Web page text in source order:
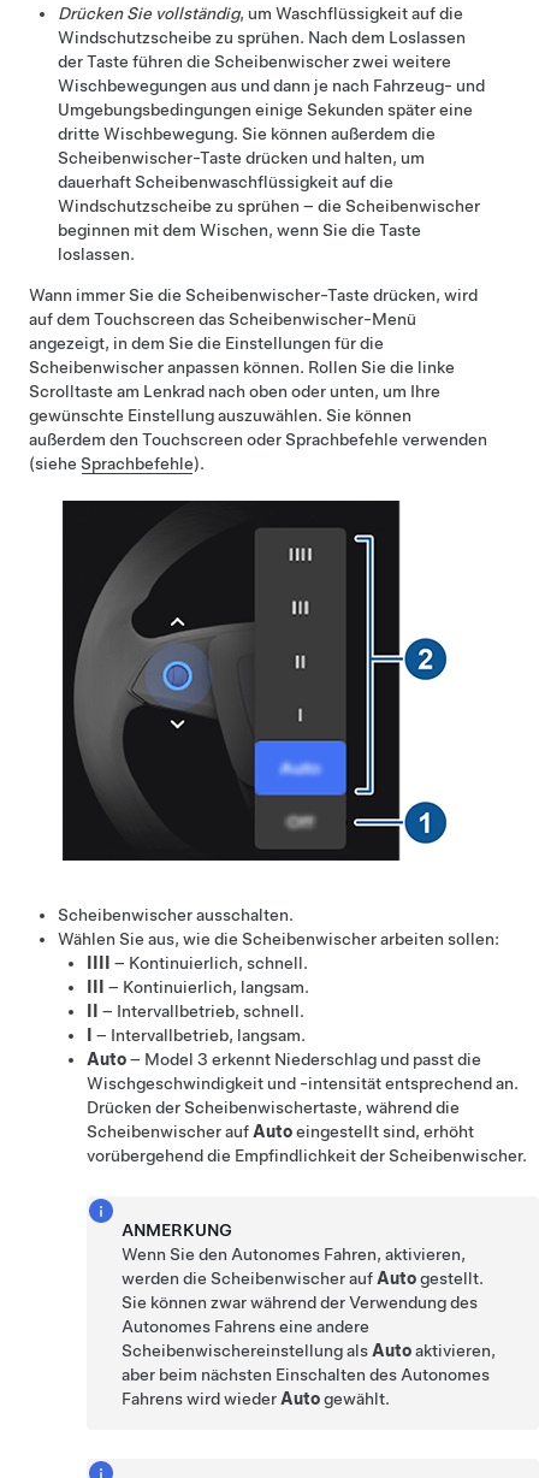
Drücken Sie vollständig, um Waschflüssigkeit auf die
Windschutzscheibe zu sprühen. Nach dem Loslassen
der Taste führen die Scheibenwischer zwei weitere
Wischbewegungen aus und dann je nach Fahrzeug- und
Umgebungsbedingungen einige Sekunden später eine
dritte Wischbewegung. Sie können außerdem die
Scheibenwischer-Taste drücken und halten, um
dauerhaft Scheibenwaschflüssigkeit auf die
Windschutzscheibe zu sprühen – die Scheibenwischer
beginnen mit dem Wischen, wenn Sie die Taste
loslassen.
Wann immer Sie die Scheibenwischer-Taste drücken, wird
auf dem Touchscreen das Scheibenwischer-Menü
angezeigt, in dem Sie die Einstellungen für die
Scheibenwischer anpassen können. Rollen Sie die linke
Scrolltaste am Lenkrad nach oben oder unten, um Ihre
gewünschte Einstellung auszuwählen. Sie können
außerdem den Touchscreen oder Sprachbefehle verwenden
(siehe Sprachbefehle).
Scheibenwischer ausschalten.
Wählen Sie aus, wie die Scheibenwischer arbeiten sollen:
– Kontinuierlich, schnell.
– Kontinuierlich, langsam.
– Intervallbetrieb, schnell.
– Intervallbetrieb, langsam.
Auto– Model 3 erkennt Niederschlag und passt die
Wischgeschwindigkeit und -intensität entsprechend an.
Drücken der Scheibenwischertaste, während die
Scheibenwischer auf Autoeingestellt sind, erhöht
vorübergehend die Empfindlichkeit der Scheibenwischer.
ANMERKUNG
Wenn Sie den Autonomes Fahren, aktivieren,
werden die Scheibenwischer auf Autogestellt.
Sie können zwar während der Verwendung des
Autonomes Fahrens eine andere
Scheibenwischereinstellung als Autoaktivieren,
aber beim nächsten Einschalten des Autonomes
Fahrens wird wieder Autogewählt.